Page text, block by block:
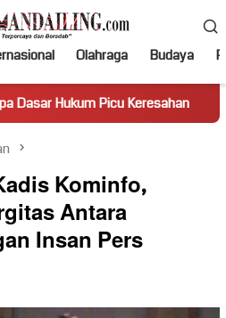
Olahraga Budaya
Keresahan Truk Miring
Kominfo,
Antara
Insan Pers